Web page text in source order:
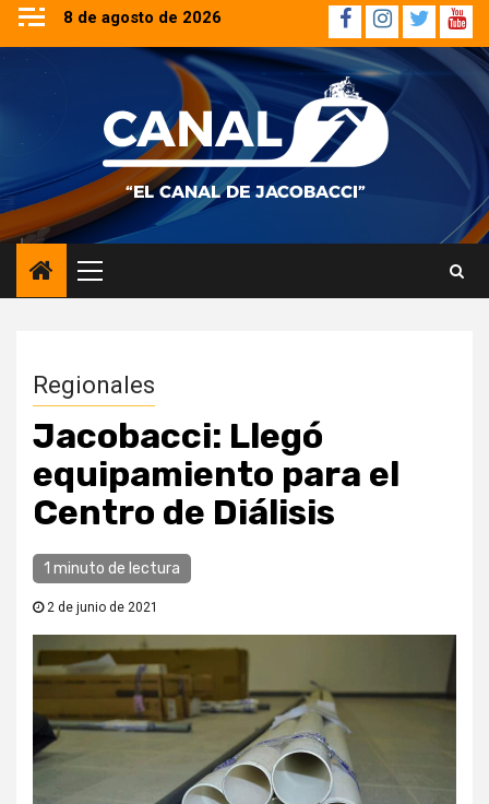
Saltar
contenido
8 de agosto de 2026 Facebook
Instagram
Twitter
Menú
principal
Regionales
Jacobacci: Llegó
equipamiento para el
Centro de Diálisis
1 minuto de lectura
2 de junio de 2021